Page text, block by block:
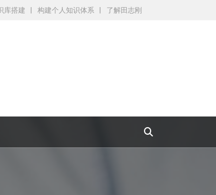
库搭建 构建个人知识体系 了解田志刚